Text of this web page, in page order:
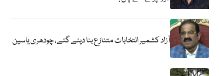
آزاد کشمیر انتخابات متنازع بنا دیئے گئے، چودھری یاسین